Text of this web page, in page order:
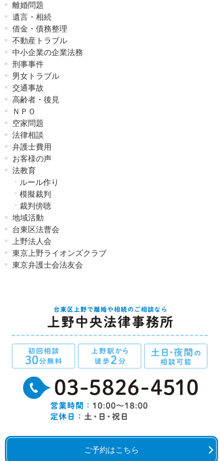
離婚問題
遺言・相続
借金・債務整理
不動産トラブル
中小企業の企業法務
刑事事件
男女トラブル
交通事故
高齢者・後見
ＮＰＯ
空家問題
法律相談
弁護士費用
お客様の声
法教育
ルール作り
模擬裁判
裁判傍聴
地域活動
台東区法曹会
上野法人会
東京上野ライオンズクラブ
東京弁護士会法友会
ご予約はこちら